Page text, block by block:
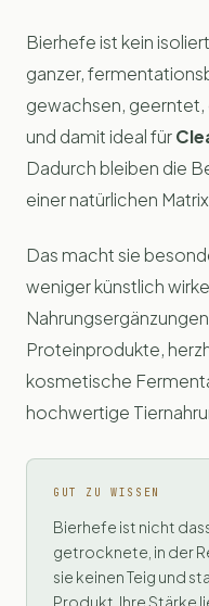
Bierhefe ist kein
ganzer,
gewachsen,
und damit ideal für
Dadurch bleiben die
einer natürlichen
Das macht sie
weniger künstlich
Proteinprodukte,
kosmetische
hochwertige
GUT ZU WISSEN
Bierhefe ist nicht
getrocknete, in der
sie keinen Teig und
Produkt. Ihre Stärke